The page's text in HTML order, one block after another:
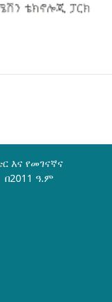
እና የመገናኛና
ዓ.ም